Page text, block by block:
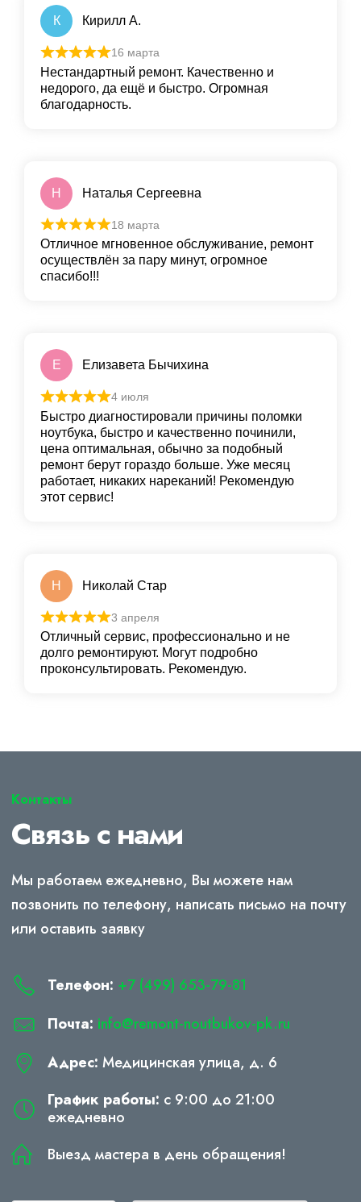
К Кирилл А.
16 марта
Нестандартный ремонт. Качественно и
недорого, да ещё и быстро. Огромная
благодарность.
Н Наталья Сергеевна
18 марта
Отличное мгновенное обслуживание, ремонт
осуществлён за пару минут, огромное
спасибо!!!
Е Елизавета Бычихина
4 июля
Быстро диагностировали причины поломки
ноутбука, быстро и качественно починили,
цена оптимальная, обычно за подобный
ремонт берут гораздо больше. Уже месяц
работает, никаких нареканий! Рекомендую
этот сервис!
Н Николай Стар
3 апреля
Отличный сервис, профессионально и не
долго ремонтируют. Могут подробно
проконсультировать. Рекомендую.
Контакты
Связь с нами
Мы работаем ежедневно, Вы можете нам
позвонить по телефону, написать письмо на почту
или оставить заявку
Телефон: +7 (499) 653-79-81
Почта: info@remont-noutbukov-pk.ru
Адрес: Медицинская улица, д. 6
График работы: с 9:00 до 21:00
ежедневно
Выезд мастера в день обращения!